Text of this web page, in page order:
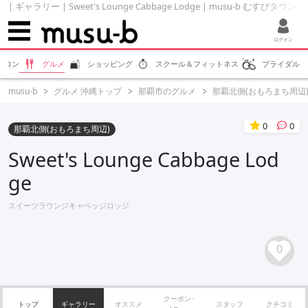
| ギャラリー | Sweet's Lounge Cabbage Lodge | musu-b むすびタウン
ログイン
ロン グルメ ショッピング スクール＆フィットネス ブライダル
musu-b グルメ 沖縄トップ 那覇市のグルメ 那覇北側(おもろまち周
那覇北側(おもろまち周辺) 0 0
Sweet's Lounge Cabbage Lod
ge
スイーツラウンジキャベッジロッジ
0
トップ ギャラリー オススメ
クーポン･
スタッフ クチコミ